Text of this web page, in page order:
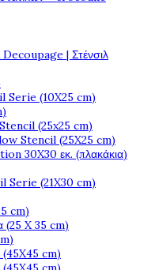
| Στένσιλ
Serie (10X25 cm)
(25x25 cm)
Stencil (25X25 cm)
30X30 εκ. (πλακάκια)
Serie (21X30 cm)
cm)
(25 X 35 cm)
cm)